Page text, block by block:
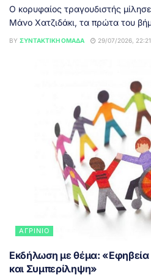
Ο κορυφαίος τραγουδιστής
Μάνο Χατζιδάκι, τα πρώτα του
BY ΣΥΝΤΑΚΤΙΚΉ ΟΜΆΔΑ 29/07/2026, 22:21
ΑΓΡΊΝΙΟ
Εκδήλωση με θέμα: «Εφηβεία
και Συμπερίληψη»